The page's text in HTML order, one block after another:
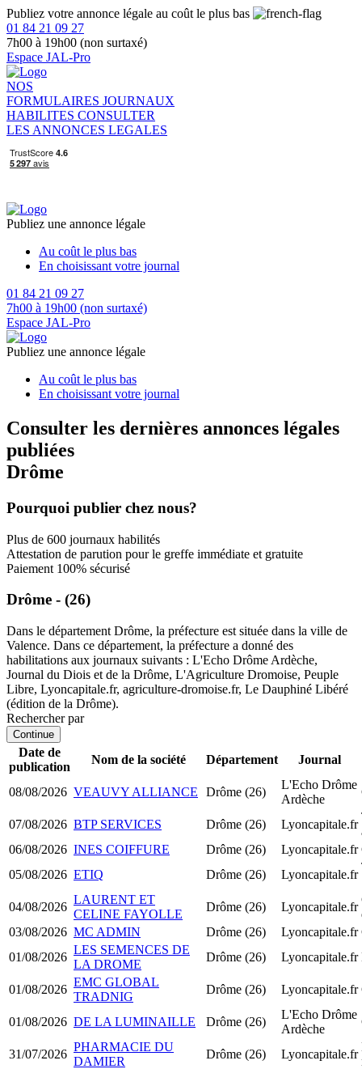
Publiez votre annonce légale au coût le plus bas
01 84 21 09 27
7h00 à 19h00 (non surtaxé)
Espace JAL-Pro
NOS
FORMULAIRES JOURNAUX
HABILITES CONSULTER
LES ANNONCES LEGALES
Publiez une annonce légale
Au coût le plus bas
En choisissant votre journal
01 84 21 09 27
7h00 à 19h00 (non surtaxé)
Espace JAL-Pro
Publiez une annonce légale
Au coût le plus bas
En choisissant votre journal
Consulter les dernières annonces légales
publiées
Drôme
Pourquoi publier chez nous?
Plus de 600 journaux habilités
Attestation de parution pour le greffe immédiate et gratuite
Paiement 100% sécurisé
Drôme - (26)
Dans le département Drôme, la préfecture est située dans la ville de
Valence. Dans ce département, la préfecture a donné des
habilitations aux journaux suivants : L'Echo Drôme Ardèche,
Journal du Diois et de la Drôme, L'Agriculture Dromoise, Peuple
Libre, Lyoncapitale.fr, agriculture-dromoise.fr, Le Dauphiné Libéré
(édition de la Drôme).
Rechercher par
Continue
Date de
publication
Nom de la société Département Journal
08/08/2026 VEAUVY ALLIANCE Drôme (26)
L'Echo Drôme
Ardèche
07/08/2026 BTP SERVICES Drôme (26) Lyoncapitale.fr
06/08/2026 INES COIFFURE Drôme (26) Lyoncapitale.fr
05/08/2026 ETIQ Drôme (26) Lyoncapitale.fr
04/08/2026
LAURENT ET
CELINE FAYOLLE
Drôme (26) Lyoncapitale.fr
03/08/2026 MC ADMIN Drôme (26) Lyoncapitale.fr
01/08/2026
LES SEMENCES DE
LA DROME
Drôme (26) Lyoncapitale.fr
01/08/2026
EMC GLOBAL
TRADNIG
Drôme (26) Lyoncapitale.fr
01/08/2026 DE LA LUMINAILLE Drôme (26)
L'Echo Drôme
Ardèche
31/07/2026
PHARMACIE DU
DAMIER
Drôme (26) Lyoncapitale.fr